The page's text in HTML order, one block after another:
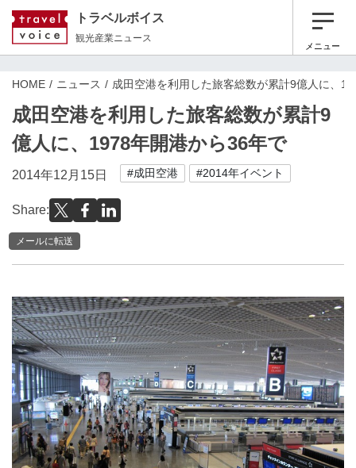
トラベルボイス
観光産業ニュース
メニュー
HOME ニュース 成田空港を利用した旅客総数が累計9億人に、
成田空港を利用した旅客総数が累計9
億人に、1978年開港から36年で
2014年12月15日 #成田空港 #2014年イベント
Share:
メールに転送